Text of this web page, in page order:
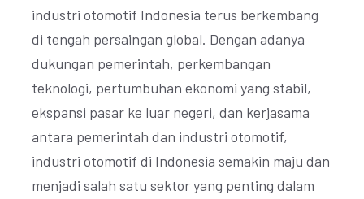
industri otomotif Indonesia terus berkembang
di tengah persaingan global. Dengan adanya
dukungan pemerintah, perkembangan
teknologi, pertumbuhan ekonomi yang stabil,
ekspansi pasar ke luar negeri, dan kerjasama
antara pemerintah dan industri otomotif,
industri otomotif di Indonesia semakin maju dan
menjadi salah satu sektor yang penting dalam